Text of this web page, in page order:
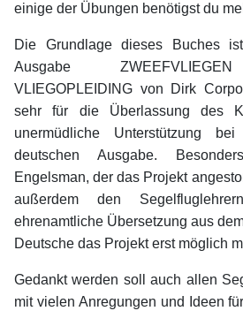
einige der Übungen benötigst du
Die Grundlage dieses Buches
Ausgabe
VLIEGOPLEIDING von Dirk
sehr für die Überlassung des
unermüdliche Unterstützung
deutschen Ausgabe.
Engelsman, der das Projekt
außerdem den
ehrenamtliche Übersetzung aus
Deutsche das Projekt erst möglich
Gedankt werden soll auch allen
mit vielen Anregungen und Ideen